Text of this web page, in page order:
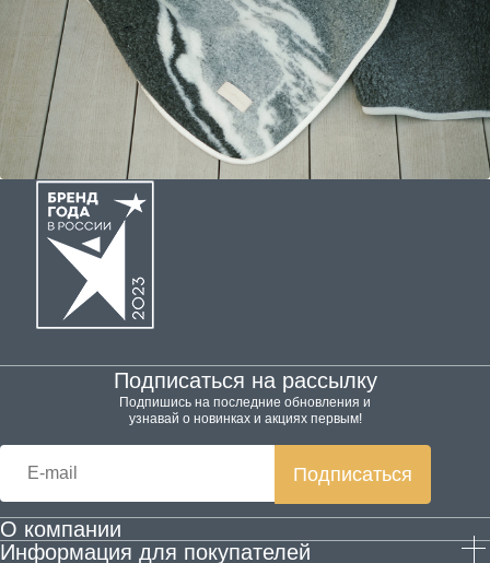
О компании
Производство
Информация для покупателей
Подписаться на рассылку
Подпишись на последние обновления и
узнавай о новинках и акциях первым!
Подписаться